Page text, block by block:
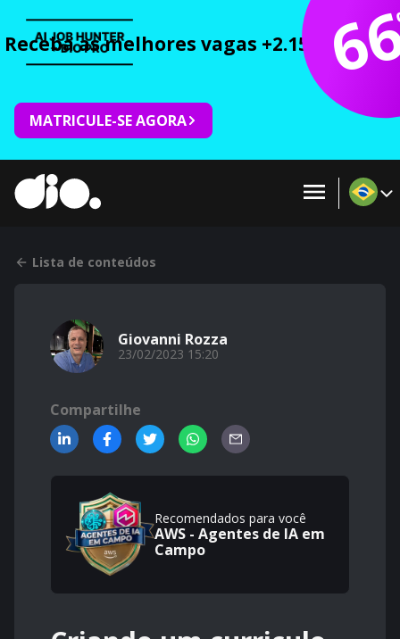
Receba as melhores vagas +2.150 cursos
MATRICULE-SE AGORA
Lista de conteúdos
Giovanni Rozza
23/02/2023 15:20
Compartilhe
Recomendados para você
AWS - Agentes de IA em
Campo